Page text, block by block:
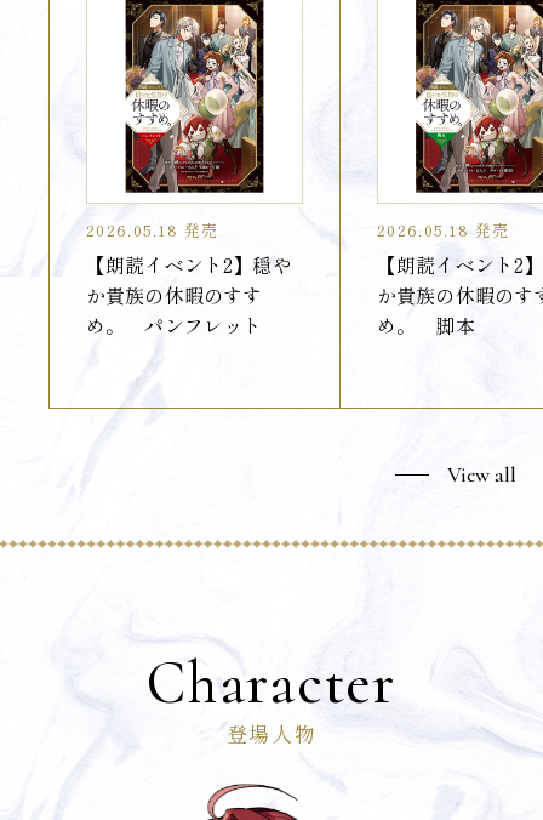
2026.05.18 発売
【朗読イベント2】穏や
か貴族の休暇のすす
め。 パンフレット
2026.05.18 発売
【朗読イベント2
か貴族の休暇のす
め。 脚本
View all
Character
登場人物